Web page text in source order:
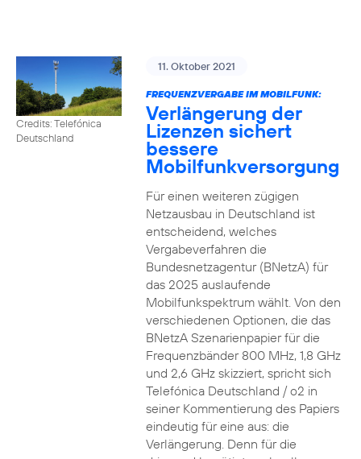
Credits: Telefónica
Deutschland
11. Oktober 2021
FREQUENZVERGABE IM MOBILFUNK:
Verlängerung der
Lizenzen sichert
bessere
Mobilfunkversorgung
Für einen weiteren zügigen
Netzausbau in Deutschland ist
entscheidend, welches
Vergabeverfahren die
Bundesnetzagentur (BNetzA) für
das 2025 auslaufende
Mobilfunkspektrum wählt. Von den
verschiedenen Optionen, die das
BNetzA Szenarienpapier für die
Frequenzbänder 800 MHz, 1,8 GHz
und 2,6 GHz skizziert, spricht sich
Telefónica Deutschland / o2 in
seiner Kommentierung des Papiers
eindeutig für eine aus: die
Verlängerung. Denn für die